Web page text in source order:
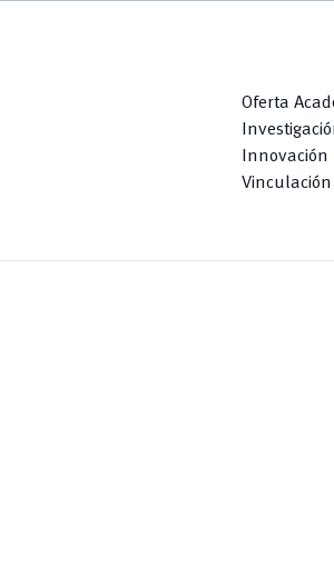
Oferta
Vinculación